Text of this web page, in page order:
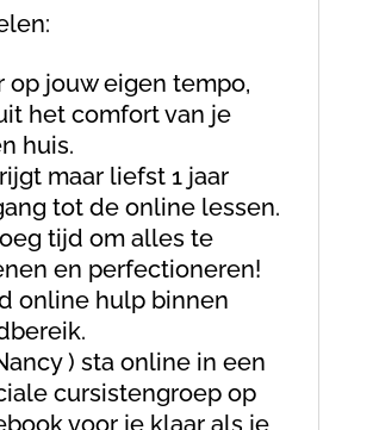
op jouw eigen tempo,
het comfort van je
huis.
maar liefst 1 jaar
tot de online lessen.
tijd om alles te
en perfectioneren!
online hulp binnen
) sta online in een
cursistengroep op